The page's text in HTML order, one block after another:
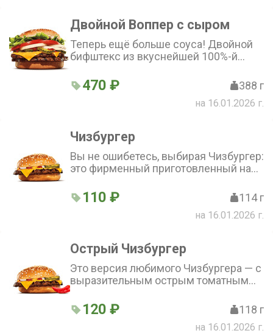
густой майонез, маринованные
огурчики и лук на нежной булочке с
кунжутом.
Двойной Воппер с сыром
Теперь ещё больше соуса! Двойной
бифштекс из вкуснейшей 100%-й
два нежных ломтика сыра, сочные
томаты, свежий салат Айсберг, густой
майонез, хрустящие маринованные
булочке с кунжутом.
470 ₽ 388 г
на 16.01.2026 г.
Чизбургер
Вы не ошибетесь, выбирая Чизбургер:
это фирменный приготовленный на
ломтиком слегка расплавленного
сыра, хрустящим маринованным
огурчиком, луком, горчицей и
подрумяненной булочке с кунжутом.
110 ₽ 114 г
на 16.01.2026 г.
Острый Чизбургер
Это версия любимого Чизбургера — с
выразительным острым томатным
говядины под острым томатным
соусом и горчицей с ломтиком
расплавленного сыра, свежим луком
120 ₽ 118 г
на 16.01.2026 г.